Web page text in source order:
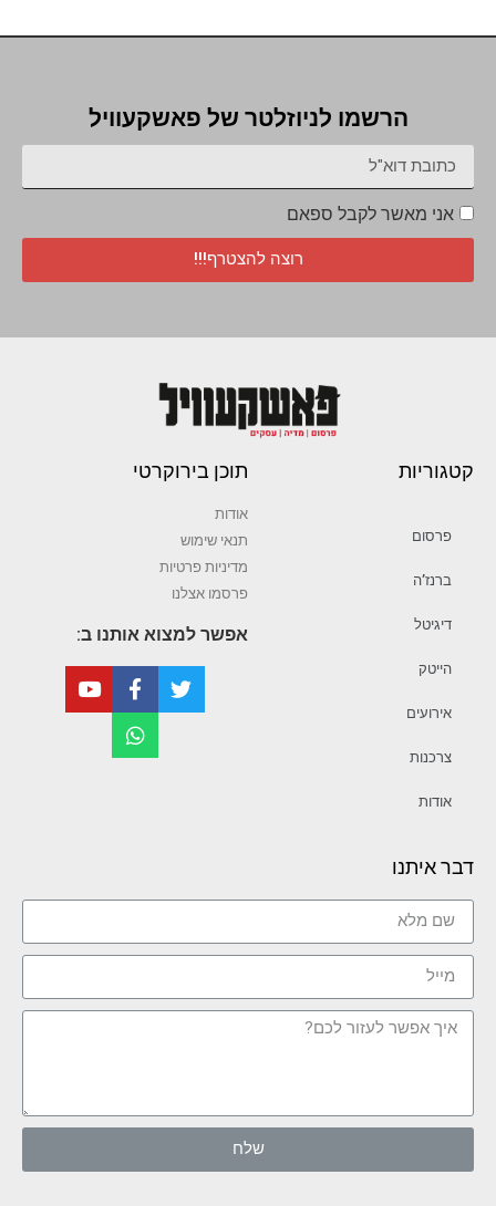
הרשמו לניוזלטר של פאשקעוויל
אני מאשר לקבל ספאם
רוצה להצטרף!!!
קטגוריות
פרסום
ברנז’ה
דיגיטל
הייטק
אירועים
צרכנות
אודות
תוכן בירוקרטי
אודות
תנאי שימוש
מדיניות פרטיות
פרסמו אצלנו
אפשר למצוא אותנו ב:
דבר איתנו
שלח